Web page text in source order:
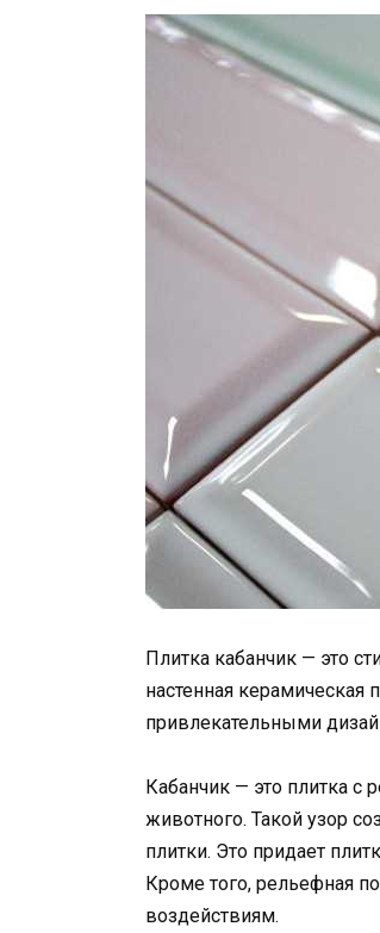
Плитка кабанчик — это
настенная керамическая
привлекательными
Кабанчик — это плитка
животного. Такой узор
плитки. Это придает
Кроме того, рельефная
воздействиям.